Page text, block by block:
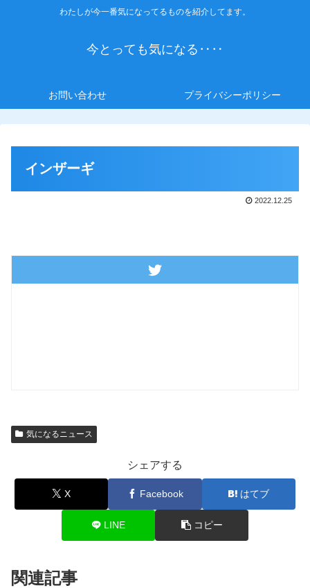
わたしが今一番気になってるものを紹介してます。
今とっても気になる‥‥
お問い合わせ プライバシーポリシー
インザーギ
2022.12.25
気になるニュース
シェアする
X Facebook はてブ
LINE コピー
関連記事